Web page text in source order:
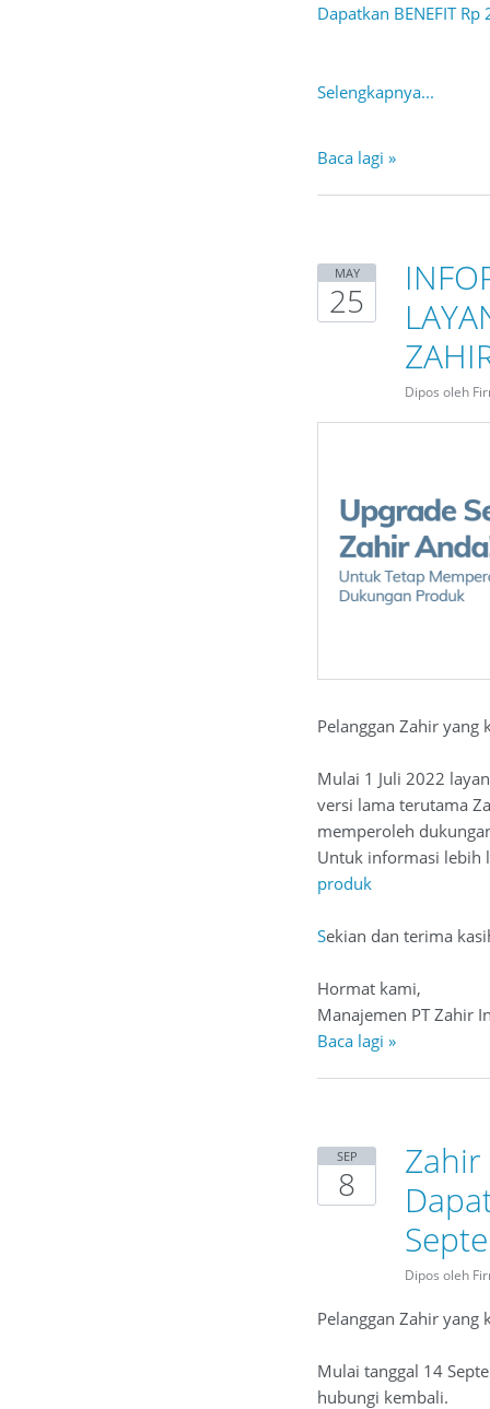
Dapatkan BENEFIT
Selengkapnya...
Baca lagi »
MAY
25
Dipos oleh
Pelanggan Zahir yang
Mulai 1 Juli 2022
versi lama terutama
memperoleh
Untuk informasi
produk
Sekian dan terima
Hormat kami,
Manajemen PT Zahir
Baca lagi »
SEP
8
Dipos oleh
Pelanggan Zahir yang
Mulai tanggal 14
hubungi kembali.